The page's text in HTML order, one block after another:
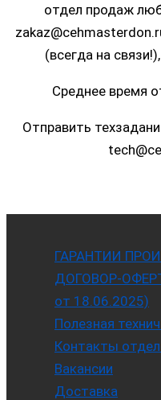
отдел продаж
(всегда на связи!),
Среднее время
Отправить
ГАРАНТИИ
ДОГОВОР-
от 18.06.2025)
Полезная
Контакты
Вакансии
Доставка